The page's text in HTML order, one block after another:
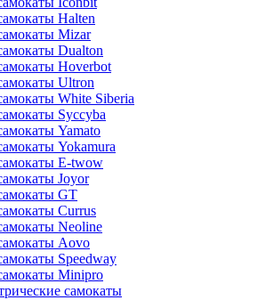
Halten
Mizar
Dualton
Hoverbot
Ultron
White Siberia
Syccyba
Yamato
Yokamura
E-twow
Joyor
GT
Currus
Neoline
Aovo
Speedway
Minipro
самокаты